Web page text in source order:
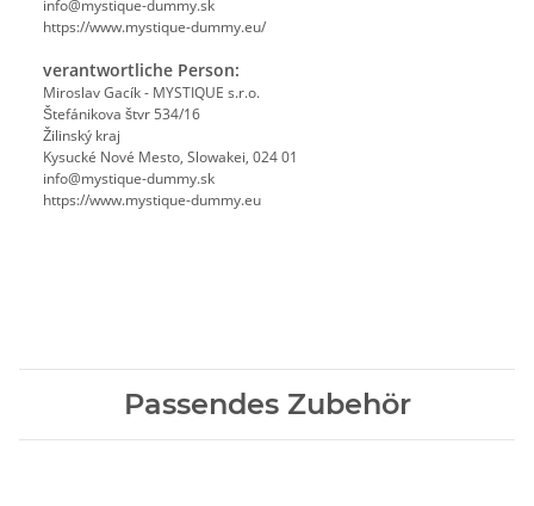
info@mystique-dummy.sk
https://www.mystique-dummy.eu/
verantwortliche Person:
Miroslav Gacík - MYSTIQUE s.r.o.
Štefánikova štvr 534/16
Žilinský kraj
Kysucké Nové Mesto, Slowakei, 024 01
info@mystique-dummy.sk
https://www.mystique-dummy.eu
Passendes Zubehör